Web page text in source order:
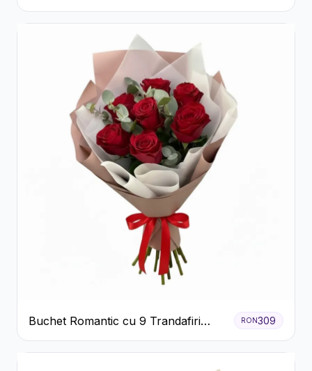
Bomboane Raffaello
Buchet Romantic cu 9 Trandafiri
Roșii
RON309